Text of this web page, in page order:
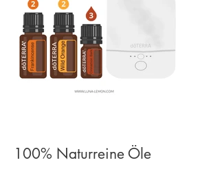
100% Naturreine Öle